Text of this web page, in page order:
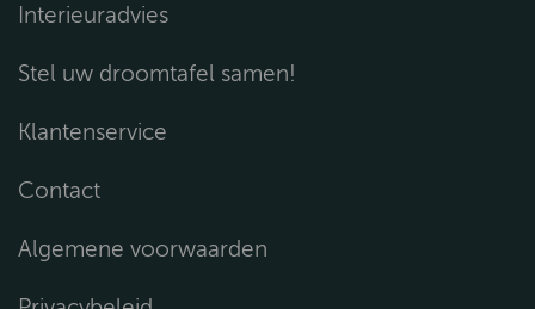
Interieuradvies
Stel uw droomtafel samen!
Klantenservice
Contact
Algemene voorwaarden